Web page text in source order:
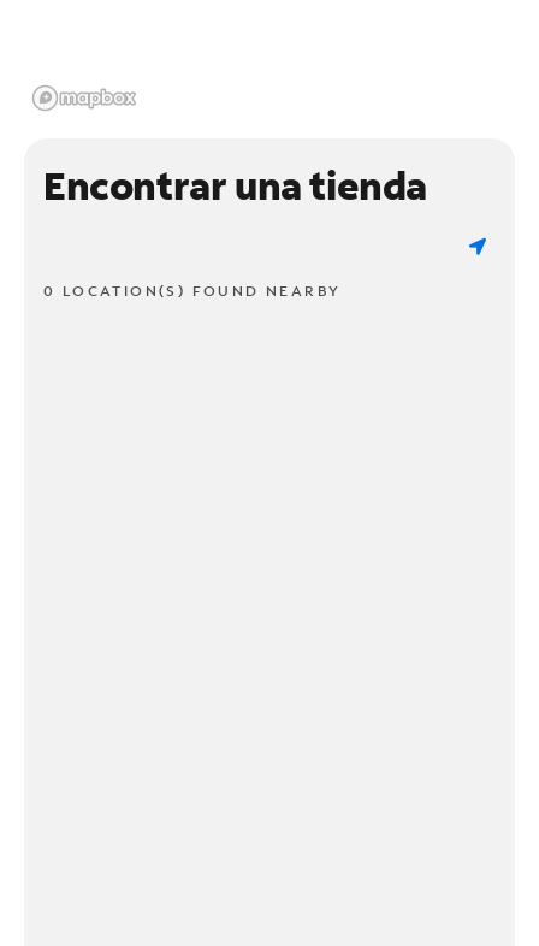
Encontrar una tienda
0 LOCATION(S) FOUND NEARBY